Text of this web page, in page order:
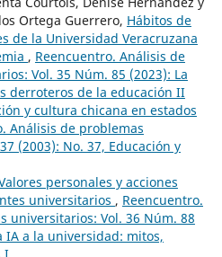
Ortega Guerrero, Hábitos de
de la Universidad Veracruzana
, Reencuentro. Análisis de
Vol. 35 Núm. 85 (2023): La
derroteros de la educación II
y cultura chicana en estados
Análisis de problemas
(2003): No. 37, Educación y
personales y acciones
universitarios , Reencuentro.
universitarios: Vol. 36 Núm. 88
IA a la universidad: mitos,
I